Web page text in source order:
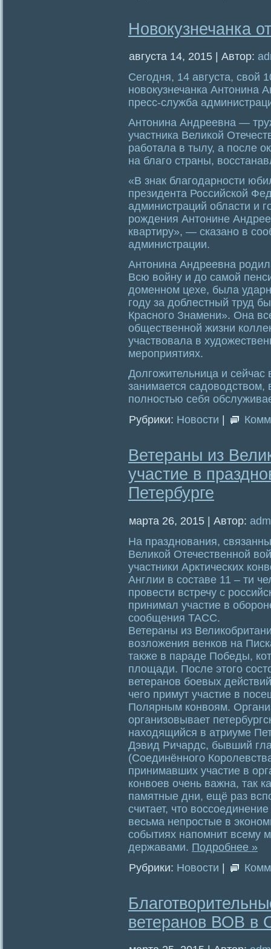
Новокузнечанка
августа 14, 2015 | Автор:
Сегодня, 14 августа, свой
новокузнечанка
пресс-служба
Антонина Андреевна —
участника Великой
работала в тылу, а после
на благо страны,
«В знак благодарности
президента Российской
администраций области и
рождения Антонине
квартиру», — сказано в
администрации.
Антонина Андреевна
Всю войну и до самой
доменном цехе, была
году за доблестный труд
Красного Знамени». Она
общественной жизни
участвовала в
мероприятиях.
Долгожительница и
занимается
полностью себя
Рубрики: Новости |
Ветераны из
участие в
Петербурге
марта 26, 2015 | Автор:
На празднования,
Великой Отечественной
участники Арктических
Англии в составе 11 – ти
провести встречу с
принимал участие в
сообщения ТАСС.
Ветераны из
возложения венков на
также в параде Победы,
площади. После этого
ветеранов боевых
чего примут участие в
Полярным конвоям.
организовывает
находящийся в атриуме
Дэвид Ричардс, бывший
(Соединённого
принимавших участие в
конвоев очень важна, так
памятные дни, ещё раз
считает, что
весьма непростые в
событиях напомнит всему
державами. Подробнее »
Рубрики: Новости |
ветеранов ВОВ в